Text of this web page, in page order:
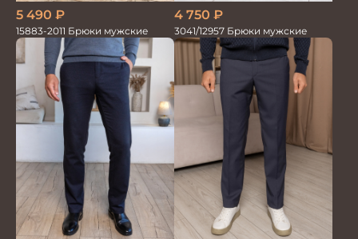
5 490 ₽
15883-2011 Брюки мужские
4 750 ₽
3041/12957 Брюки мужские